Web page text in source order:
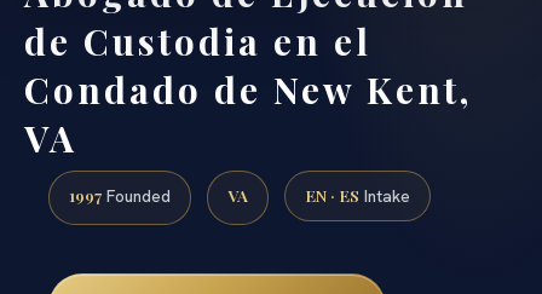
de Custodia en el
Condado de New Kent,
VA
1997 Founded VA EN · ES Intake